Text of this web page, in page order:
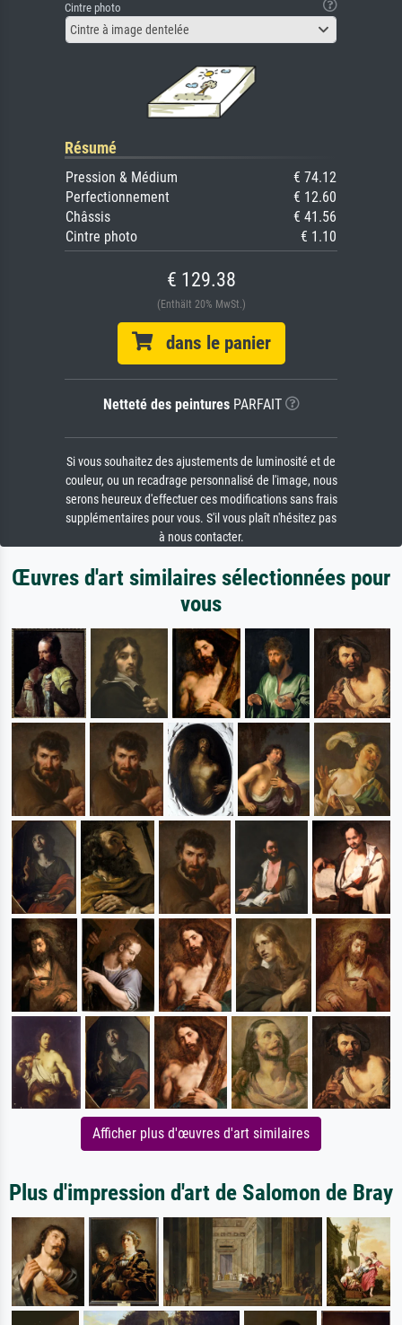
Cintre photo
Cintre à image dentelée
Résumé
Pression & Médium
€ 74.12
Perfectionnement
€ 12.60
Châssis
€ 41.56
Cintre photo
€ 1.10
€ 129.38
(Enthält 20% MwSt.)
dans le panier
Netteté des peinturesPARFAIT
Si vous souhaitez des ajustements de luminosité et de
couleur, ou un recadrage personnalisé de l'image, nous
serons heureux d'effectuer ces modifications sans frais
supplémentaires pour vous. S'il vous plaît n'hésitez pas
à nous contacter.
Œuvres d'art similaires sélectionnées pour
vous
Afficher plus d'œuvres d'art similaires
Plus d'impression d'art de Salomon de Bray